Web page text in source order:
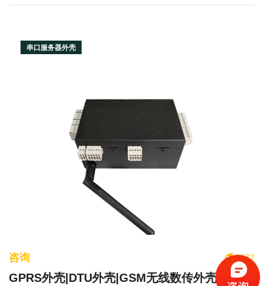
串口服务器外壳
4832
咨询
GPRS外壳|DTU外壳|GSM无线数传外壳加工|